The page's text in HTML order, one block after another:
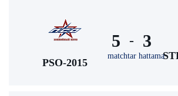
PSO-2015
5 -
matchtar hattama
3